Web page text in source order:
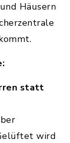
Häusern
statt
wird